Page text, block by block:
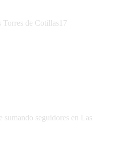
Torres de Cotillas17
sumando seguidores en Las